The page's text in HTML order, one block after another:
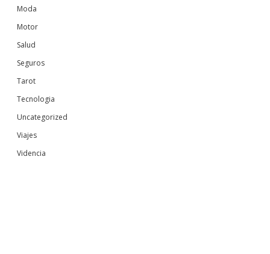
Moda
Motor
Salud
Seguros
Tarot
Tecnologia
Uncategorized
Viajes
Videncia